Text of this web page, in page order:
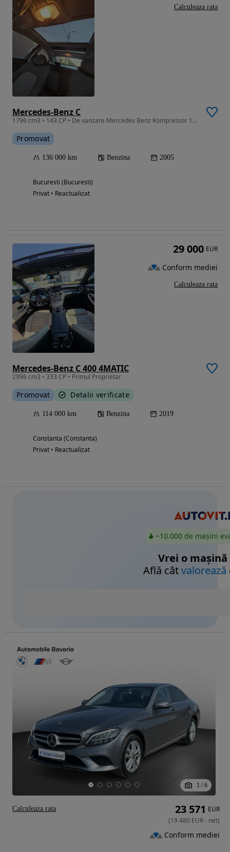
Mercedes-Benz C
1796 cm3 • 143 CP • De vanzare Mercedes Benz Kompressor 180, benzina, manuala, 2900e neg.
Promovat
136 000 km Benzina 2005
Bucuresti (Bucuresti)
Privat • Reactualizat
Calculeaza rata
Mercedes-Benz C 400 4MATIC
2996 cm3 • 333 CP • Primul Proprietar
Promovat Detalii verificate
114 000 km Benzina 2019
Constanta (Constanta)
Privat • Reactualizat
29 000 EUR
Conform mediei
Calculeaza rata
~10.000 de mașini
Vrei o mașină
Află câtvalorează
1 / 6
23 571 EUR
(19 480 EUR- net)
Conform mediei
Calculeaza rata